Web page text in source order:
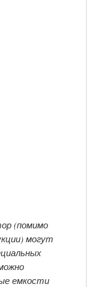
(помимо
могут
емкости